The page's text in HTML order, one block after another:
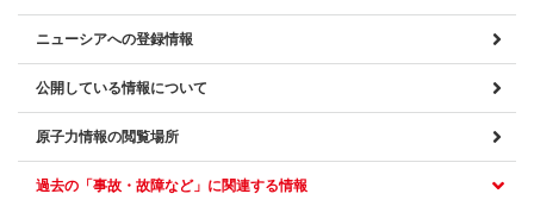
ニューシアへの登録情報
公開している情報について
原子力情報の閲覧場所
過去の「事故・故障など」に関連する情報